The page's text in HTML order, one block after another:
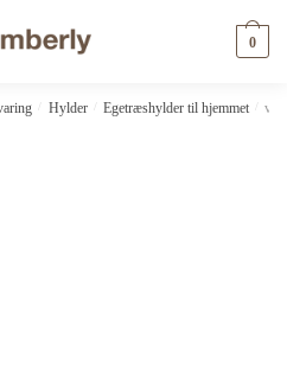
0
Hylder Egetræshylder til hjemmet